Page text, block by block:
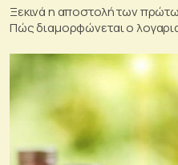
Ξεκινά η αποστολή των
Πώς διαμορφώνεται ο